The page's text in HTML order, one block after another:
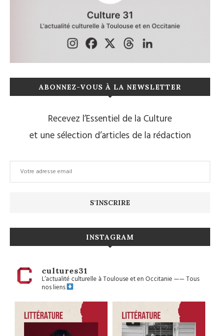
ABONNEZ-VOUS À LA NEWSLETTER
Recevez l’Essentiel de la Culture
et une sélection d’articles de la rédaction
INSTAGRAM
cultures31
L’actualité culturelle à Toulouse et en Occitanie——Tous
nos liens